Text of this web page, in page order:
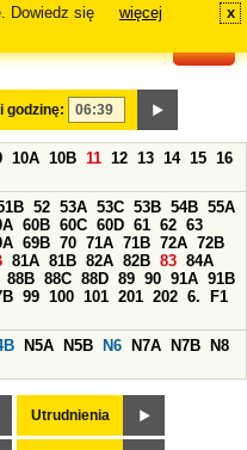
Dowiedz się
więcej x
i godzinę:
10A 10B 11 12 13 14 15 16
52 53A 53C 53B 54B 55A
60B 60C 60D 61 62 63
69B 70 71A 71B 72A 72B
81A 81B 82A 82B 83 84A
88B 88C 88D 89 90 91A 91B
99 100 101 201 202 6.
F1
N5A N5B N6 N7A N7B
N8
Utrudnienia